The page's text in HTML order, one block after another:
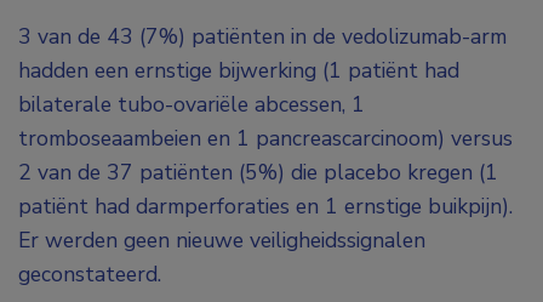
3 van de 43 (7%) patiënten in de vedolizumab-arm
hadden een ernstige bijwerking (1 patiënt had
bilaterale tubo-ovariële abcessen, 1
tromboseaambeien en 1 pancreascarcinoom) versus
2 van de 37 patiënten (5%) die placebo kregen (1
patiënt had darmperforaties en 1 ernstige buikpijn).
Er werden geen nieuwe veiligheidssignalen
geconstateerd.